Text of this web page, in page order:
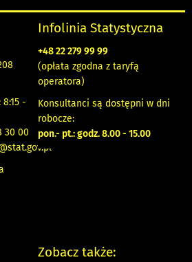
-
30 00
Infolinia Statystyczna
+48 22 279 99 99
(opłata zgodna z taryfą
operatora)
Konsultanci są dostępni w dni
robocze:
pon.- pt.: godz. 8.00 - 15.00
Zobacz także: